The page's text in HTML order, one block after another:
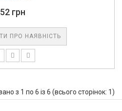
52 грн
ПРО НАЯВНІСТЬ
з 1 по 6 із 6 (всього сторінок: 1)